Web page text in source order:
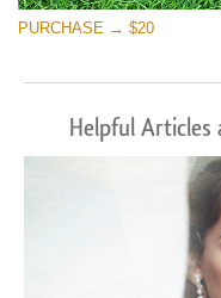
PURCHASE → $20
Helpful Articles